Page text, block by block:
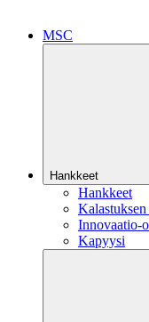
MSC
Hankkeet
Hankkeet
Innovaatio-
Kapyysi